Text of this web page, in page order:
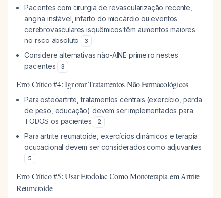
Pacientes com cirurgia de revascularização recente,
angina instável, infarto do miocárdio ou eventos
cerebrovasculares isquêmicos têm aumentos maiores
no risco absoluto
3
Considere alternativas não-AINE primeiro nestes
pacientes
3
Erro Crítico #4: Ignorar Tratamentos Não Farmacológicos
Para osteoartrite, tratamentos centrais (exercício, perda
de peso, educação) devem ser implementados para
TODOS os pacientes
2
Para artrite reumatoide, exercícios dinâmicos e terapia
ocupacional devem ser considerados como adjuvantes
5
Erro Crítico #5: Usar Etodolac Como Monoterapia em Artrite
Reumatoide